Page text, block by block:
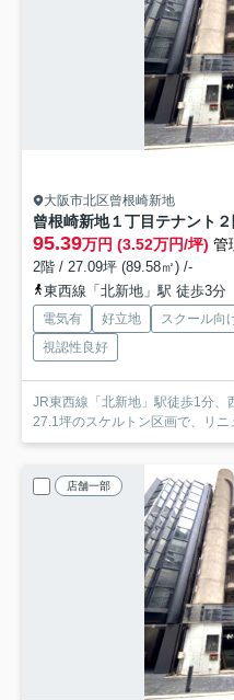
大阪市北区曾根崎新地
曾根崎新地１丁目テナント
95.39万円 (3.52万円/坪) 管
2階 / 27.09坪 (89.58㎡) /-
東西線「北新地」駅 徒歩3分
電気有 好立地 スクール向
視認性良好
JR東西線「北新地」駅徒歩1分、
27.1坪のスケルトン区画で、リニ
店舗一部